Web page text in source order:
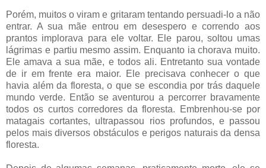
Porém, muitos o viram e gritaram tentando persuadi-lo a não
entrar. A sua mãe entrou em desespero e correndo aos
prantos implorava para ele voltar. Ele parou, soltou umas
lágrimas e partiu mesmo assim. Enquanto ia chorava muito.
Ele amava a sua mãe, e todos ali. Entretanto sua vontade
de ir em frente era maior. Ele precisava conhecer o que
havia além da floresta, o que se escondia por trás daquele
mundo verde. Então se aventurou a percorrer bravamente
todos os curtos corredores da floresta. Embrenhou-se por
matagais cortantes, ultrapassou rios profundos, e passou
pelos mais diversos obstáculos e perigos naturais da densa
floresta.